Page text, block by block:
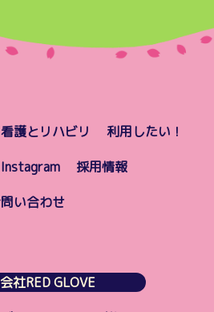
社RED GLOVE
看護とリハビリ
利用したい！
Instagram
採用情報
い合わせ